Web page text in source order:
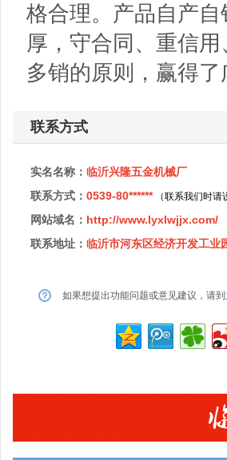
格合理。产品自产
厚，守合同、重信
多销的原则，赢得
联系方式
实名名称： 临沂兴隆五金机械厂
联系方式： 0539-80******（联系我们时请
网站域名： http://www.lyxlwjjx.com/
联系地址： 临沂市河东区经济开发工业
如果想提出功能问题或意见建议，请到